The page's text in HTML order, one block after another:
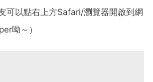
可以點右上方Safari/瀏覽器開啟到網
呦～）